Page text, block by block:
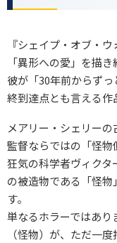
『シェイプ・オブ・
「異形への愛」を描
彼が「30年前からず
終到達点とも言える作
メアリー・シェリー
監督ならではの「怪物
狂気の科学者ヴィクタ
の被造物である「怪
す。
単なるホラーではあ
（怪物）が、ただ一